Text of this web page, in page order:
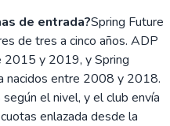
de entrada?Spring Future
de tres a cinco años. ADP
2015 y 2019, y Spring
nacidos entre 2008 y 2018.
el nivel, y el club envía
enlazada desde la